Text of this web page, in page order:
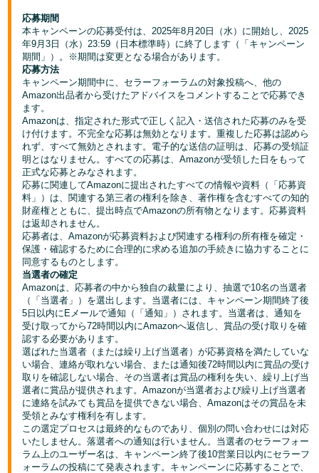
-
JP
English
- JP
さ
っ
そ
く
始
め
る
応募期間
本キャンペーンの応募受付は、2025年8月20日（水）に開始し、2025
年9月3日（水）23:59（日本標準時）に終了します（「キャンペーン
期間」）。※期間は変更となる場合があります。
応募方法
キャンペーン期間中に、セラーフォーラムの対象投稿へ、他の
Amazon出品者から受けたアドバイスをコメントすることで応募でき
ます。
Amazonは、指定された形式で正しく記入・送信された応募のみを受
け付けます。不完全な応募は無効となります。重複した応募は認めら
れず、すべて無効とされます。電子的な送信の証明は、応募の受領証
明とはなりません。すべての応募は、Amazonが受領した日をもって
正式な応募とみなされます。
応募に関連してAmazonに提出されたすべての情報や資料（「応募資
料」）は、関連する第三者の権利を除き、著作権を含むすべての知的
財産権とともに、提出時点でAmazonの所有物となります。応募資料
は返却されません。
応募者は、Amazonが応募資料および関連する権利の所有権を確定・
保護・確認するために合理的に求める追加の手続きに協力することに
同意するものとします。
当選者の確定
Amazonは、応募者の中から独自の裁量により、抽選で10名の当選者
（「当選者」）を選出します。当選者には、キャンペーン期間終了後
5日以内にEメールで通知（「通知」）されます。当選者は、通知を
受け取ってから72時間以内にAmazonへ返信し、賞品の受け取りを確
認する必要があります。
選ばれた当選者（または繰り上げ当選者）が応募資格を満たしていな
い場合、連絡が取れない場合、または通知後72時間以内に賞品の受け
取りを確認しない場合、その当選者は賞品の権利を失い、繰り上げ当
選者に賞品が提供されます。Amazonが当選者および繰り上げ当選者
に連絡を試みても賞品を提供できない場合、Amazonはその賞品を未
受領とみなす権利を有します。
この選定プロセスは最終的なものであり、個別の問い合わせには対応
いたしません。落選者への通知は行いません。当選者のセラーフォー
ラム上のユーザー名は、キャンペーン終了後10営業日以内にセラーフ
ォーラムの投稿にて発表されます。キャンペーンに応募することで、